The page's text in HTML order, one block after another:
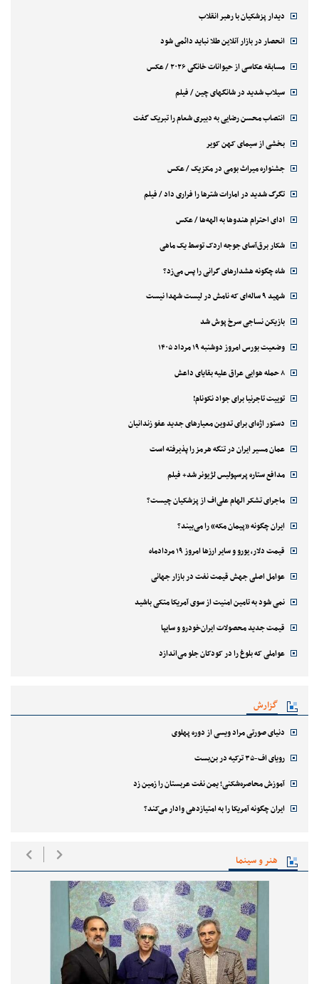
دیدار پزشکیان با رهبر انقلاب
انحصار در بازار آنلاین طلا نباید دائمی شود
مسابقه عکاسی از حیوانات خانگی ۲۰۲۶ / عکس
سیلاب شدید در شانگهای چین / فیلم
انتصاب محسن رضایی به دبیری شعام را تبریک گفت
بخشی از سیمای کهن کویر
جشنواره میراث بومی در مکزیک / عکس
تگرگ شدید در امارات شترها را فراری داد / فیلم
ادای احترام هندوها به الهه‌ها / عکس
شکار برق‌آسای جوجه اردک توسط یک ماهی
شاه چگونه هشدارهای گرانی را پس می‌زد؟
شهید ۹ ساله‌ای که نامش در لیست شهدا نیست
بازیکن نساجی سرخ پوش شد
وضعیت بورس امروز دوشنبه ۱۹ مرداد ۱۴۰۵
۸ حمله هوایی عراق علیه بقایای داعش
توییت تاجرنیا برای جواد نکونام!
دستور اژه‌ای برای تدوین معیارهای جدید عفو زندانیان
عمان مسیر ایران در تنگه هرمز را پذیرفته است
مدافع ستاره پرسپولیس لژیونر شد+ فیلم
ماجرای تشکر الهام علی‌اف از پزشکیان چیست؟
ایران چگونه «پیمان مکه» را می‌بیند؟
قیمت دلار، یورو و سایر ارزها امروز ۱۹ مردادماه
عوامل اصلی جهش قیمت نفت در بازار جهانی
نمی شود به تامین امنیت از سوی آمریکا متکی باشید
قیمت جدید محصولات ایران‌خودرو و سایپا
عواملی که بلوغ را در کودکان جلو می‌اندازد
گزارش
دنیای صورتی مراد ویسی از دوره پهلوی
رویای اف-۳۵ ترکیه در بن‌بست
آموزش محاصره‌شکنی؛ یمن نفت عربستان را زمین زد
ایران چگونه آمریکا را به امتیازدهی وادار می‌کند؟
هنر و سینما